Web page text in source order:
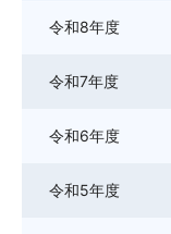
令和8年度
令和7年度
令和6年度
令和5年度